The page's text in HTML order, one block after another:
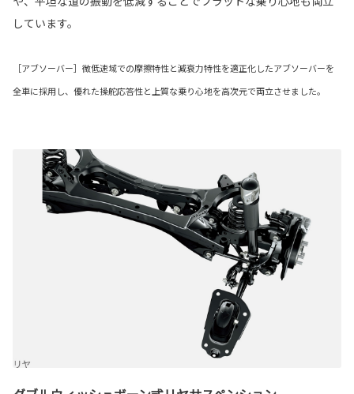
しています。
［アブソーバー］微低速域での摩擦特性と減衰力特性を適正化したアブソーバーを
全車に採用し、優れた操舵応答性と上質な乗り心地を高次元で両立させました。